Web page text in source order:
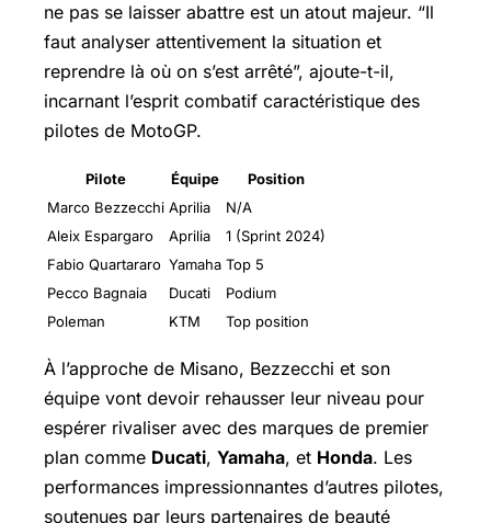
ne pas se laisser abattre est un atout majeur. “Il
faut analyser attentivement la situation et
reprendre là où on s’est arrêté”, ajoute-t-il,
incarnant l’esprit combatif caractéristique des
pilotes de MotoGP.
Pilote Équipe
Position
Marco Bezzecchi Aprilia
N/A
Aleix Espargaro
Aprilia
1 (Sprint 2024)
Fabio Quartararo Yamaha Top 5
Pecco Bagnaia
Ducati
Podium
Poleman
KTM Top position
À l’approche de Misano, Bezzecchi et son
équipe vont devoir rehausser leur niveau pour
espérer rivaliser avec des marques de premier
plan comme Ducati, Yamaha, et Honda. Les
performances impressionnantes d’autres pilotes,
soutenues par leurs partenaires de beauté